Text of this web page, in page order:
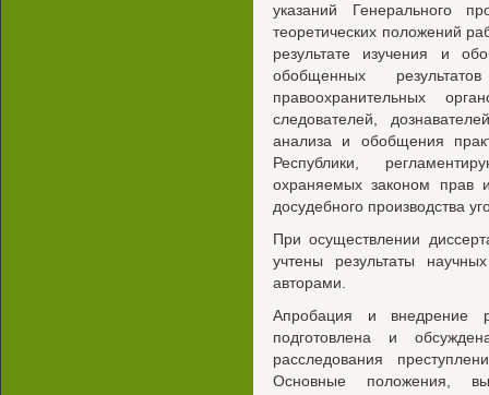
указаний Генерального
теоретических положений
результате изучения и
обобщенных
правоохранительных
следователей,
анализа и обобщения
Республики,
охраняемых законом прав
досудебного производства
При осуществлении
учтены результаты
авторами.
Апробация и внедрение
подготовлена и
расследования
Основные положения,